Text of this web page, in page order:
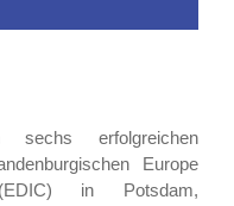
a
n
sechs erfolgreichen
Europe
in Potsdam,